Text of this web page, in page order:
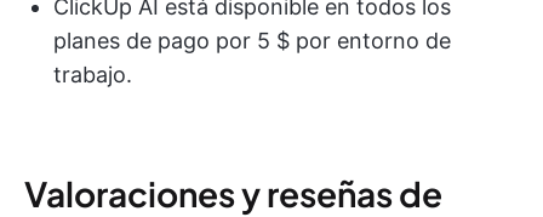
ClickUp AI está disponible en todos los
planes de pago por 5 $ por entorno de
trabajo.
Valoraciones y reseñas de